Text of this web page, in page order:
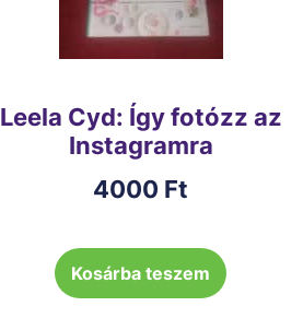
Leela Cyd: Így fotózz az
Instagramra
4000 Ft
Kosárba teszem